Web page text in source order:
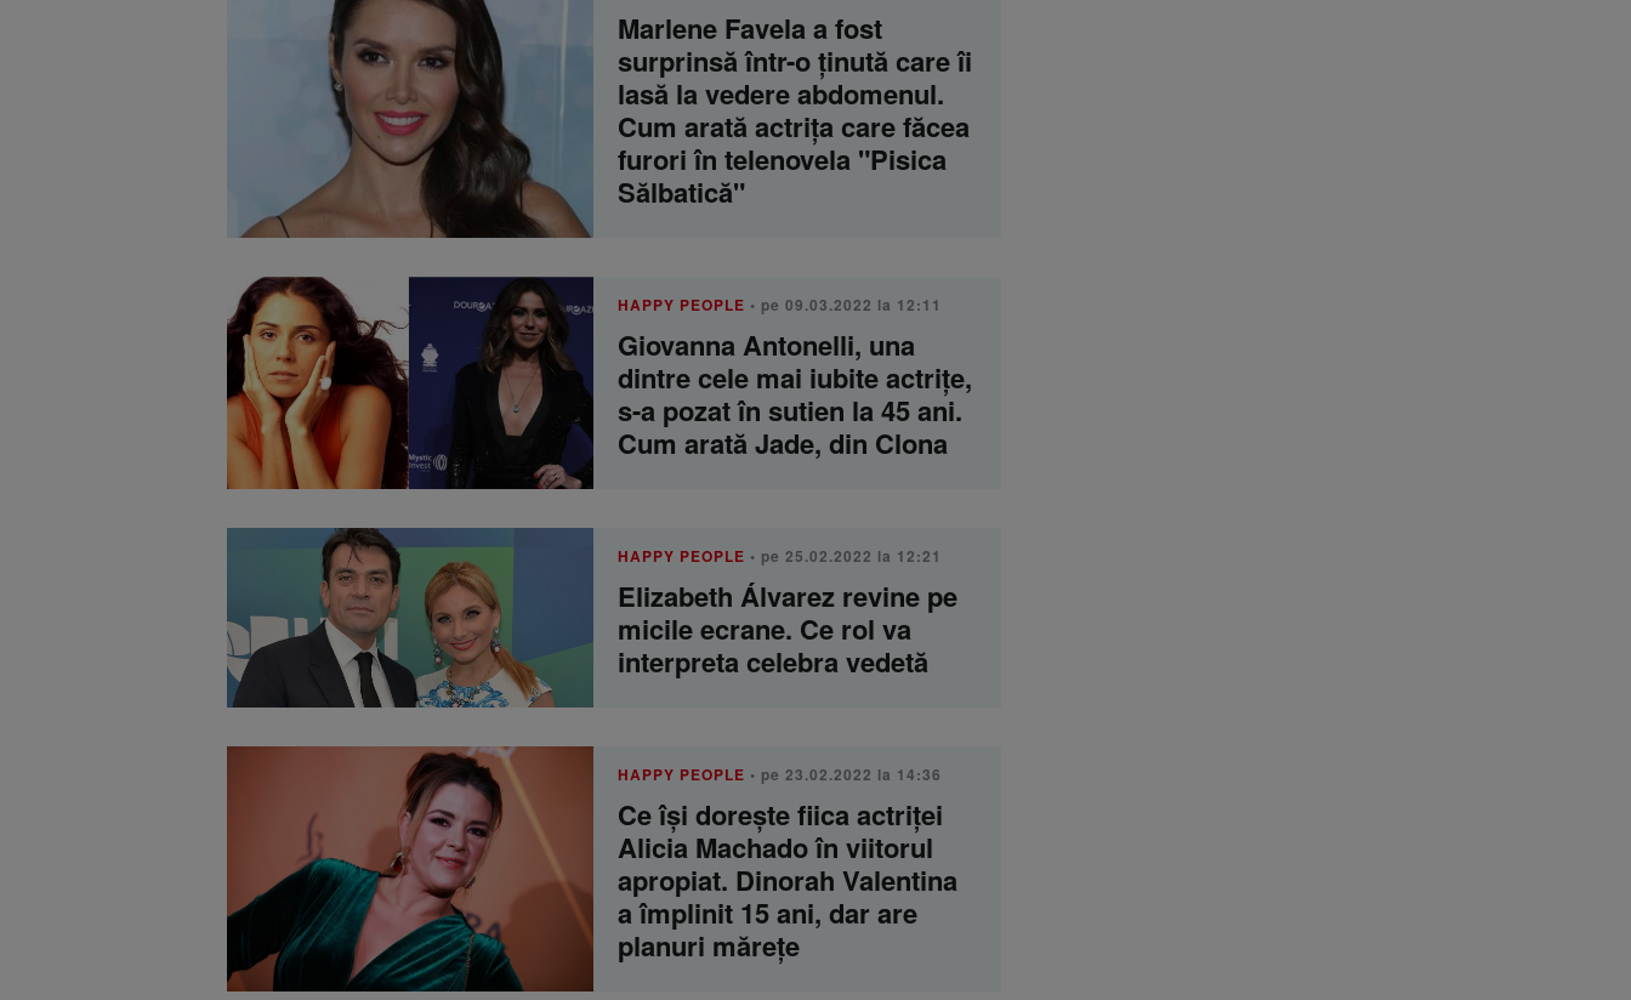
Marlene Favela a fost
surprinsă într-o ținută care îi
lasă la vedere abdomenul.
Cum arată actrița care făcea
furori în telenovela "Pisica
Sălbatică"
HAPPY PEOPLE • pe 09.03.2022 la 12:11
Giovanna Antonelli, una
dintre cele mai iubite actrițe,
s-a pozat în sutien la 45 ani.
Cum arată Jade, din Clona
HAPPY PEOPLE • pe 25.02.2022 la 12:21
Elizabeth Álvarez revine pe
micile ecrane. Ce rol va
interpreta celebra vedetă
HAPPY PEOPLE • pe 23.02.2022 la 14:36
Ce își dorește fiica actriței
Alicia Machado în viitorul
apropiat. Dinorah Valentina
a împlinit 15 ani, dar are
planuri mărețe